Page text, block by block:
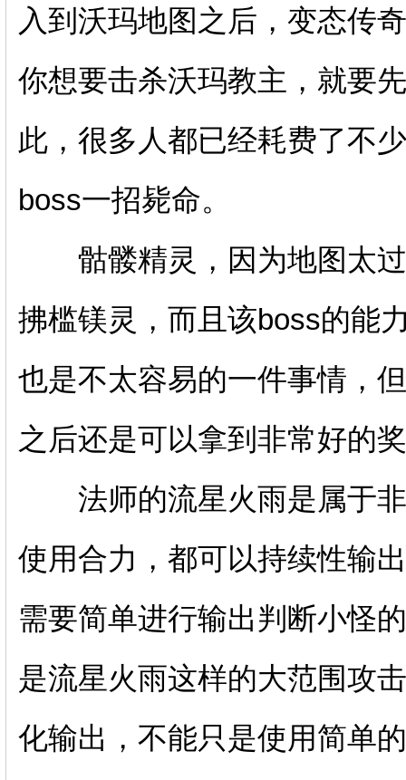
入到沃玛地图之后，变态传
你想要击杀沃玛教主，就要
此，很多人都已经耗费了不
boss一招毙命。
骷髅精灵，因为地图太过
拂槛镁灵，而且该boss的能
也是不太容易的一件事情，
之后还是可以拿到非常好的
法师的流星火雨是属于非
使用合力，都可以持续性输
需要简单进行输出判断小怪
是流星火雨这样的大范围攻
化输出，不能只是使用简单